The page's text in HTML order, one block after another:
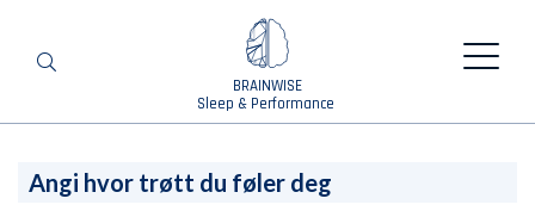
BRAINWISE
Sleep & Performance
Angi hvor trøtt du føler deg